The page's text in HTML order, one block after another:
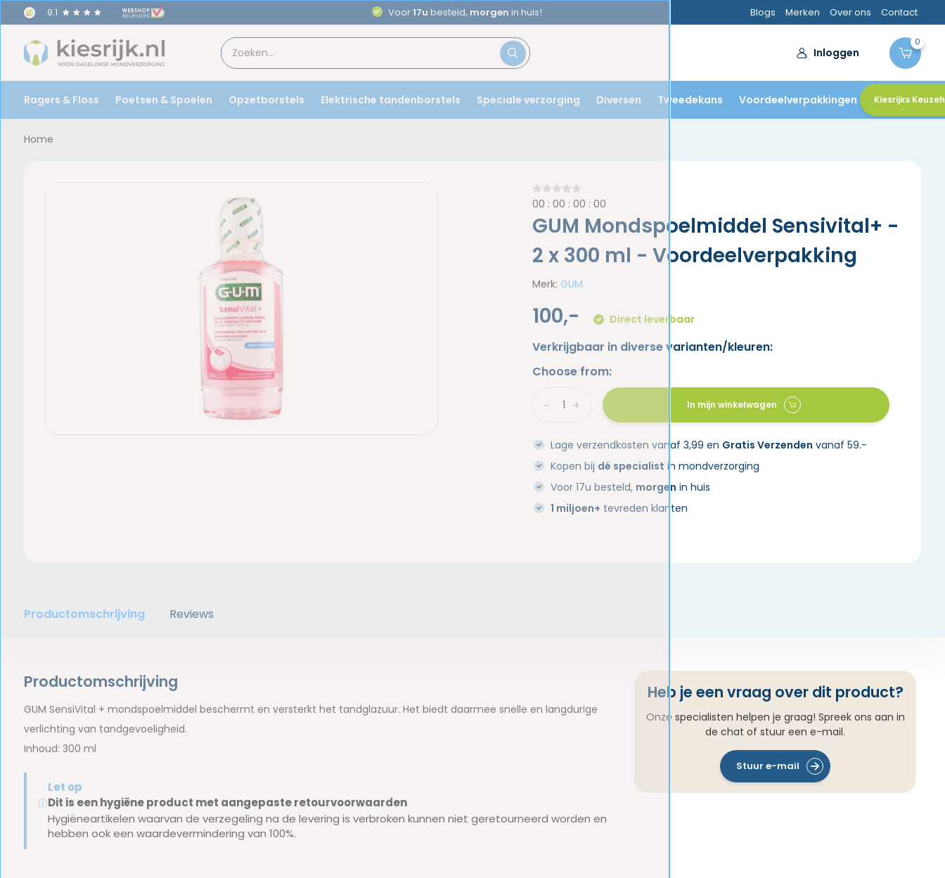
9.1Voor17u besteld,morgen tandartsen
Blogs Merken Over ons Contact
Inloggen
0
Ragers & Floss Poetsen & Spoelen Opzetborstels Elektrische tandenborstels Speciale verzorging Diversen Tweedekans Voordeelverpakkingen Kiesrijks
Home
00 :00 :00 :00
GUM Mondspoelmiddel Sensivital+ -
2 x 300 ml - Voordeelverpakking
Merk: GUM
100,- Direct leverbaar
Verkrijgbaar in diverse varianten/kleuren:
Choose from:
+
- In mijn winkelwagen
Lage verzendkosten vanaf 3,99 en Gratis Verzenden vanaf 59.-
Kopen bij dé specialist in mondverzorging
Voor 17u besteld, morgen in huis
1 miljoen+ tevreden klanten
Productomschrijving Reviews
Productomschrijving
GUM SensiVital + mondspoelmiddel beschermt en versterkt het tandglazuur. Het biedt daarmee snelle en langdurige
verlichting van tandgevoeligheid.
Inhoud: 300 ml
ⓘ
Let op
Dit is een hygiëne product met aangepaste retourvoorwaarden
Hygiëneartikelen waarvan de verzegeling na de levering is verbroken kunnen niet geretourneerd worden en
hebben ook een waardevermindering van 100%.
Heb je een vraag over dit product?
Onze specialisten helpen je graag! Spreek ons aan in
de chat of stuur een e-mail.
Stuur e-mail